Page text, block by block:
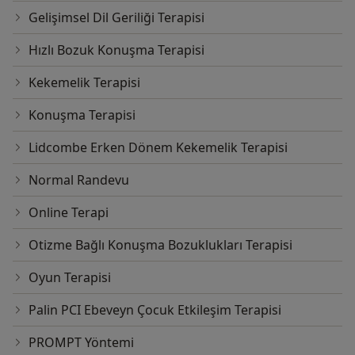
Gelişimsel Dil Geriliği Terapisi
Hızlı Bozuk Konuşma Terapisi
Kekemelik Terapisi
Konuşma Terapisi
Lidcombe Erken Dönem Kekemelik Terapisi
Normal Randevu
Online Terapi
Otizme Bağlı Konuşma Bozuklukları Terapisi
Oyun Terapisi
Palin PCI Ebeveyn Çocuk Etkileşim Terapisi
PROMPT Yöntemi